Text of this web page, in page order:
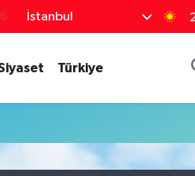
İstanbul
Türkiye